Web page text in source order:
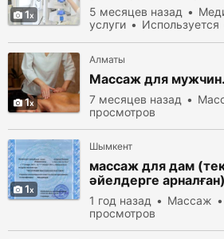
1 5 месяцев назад
услуги
Используется
1
Алматы
Массаж для мужчин.
7 месяцев назад
просмотров
1
Шымкент
массаж для дам
әйелдерге
Шымкенте
1 год назад Массаж
просмотров